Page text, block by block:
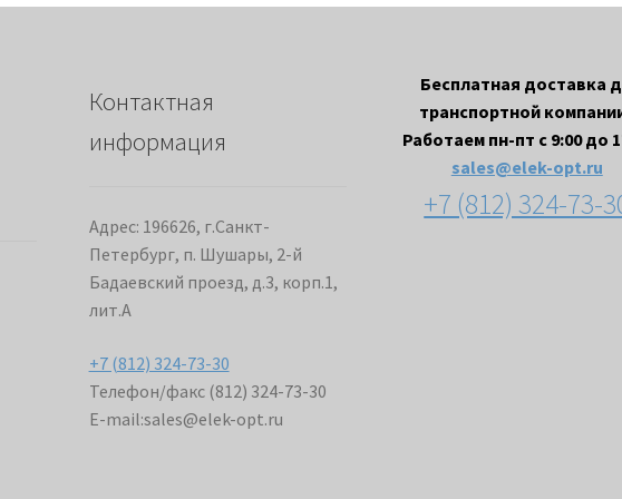
Контактная
информация
Адрес: 196626, г.Санкт-
Петербург, п. Шушары, 2-й
Бадаевский проезд, д.3, корп.1,
лит.А
+7 (812) 324-73-30
Телефон/факс (812) 324-73-30
E-mail:sales@elek-opt.ru
Бесплатная доставка
транспортной
Работаем пн-пт с 9:00 до
sales@elek-opt.ru
+7 (812) 324-73-